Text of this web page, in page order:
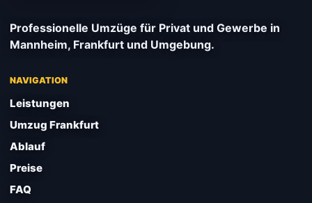
Professionelle Umzüge für Privat und Gewerbe in
Mannheim, Frankfurt und Umgebung.
NAVIGATION
Leistungen
Umzug Frankfurt
Ablauf
Preise
FAQ